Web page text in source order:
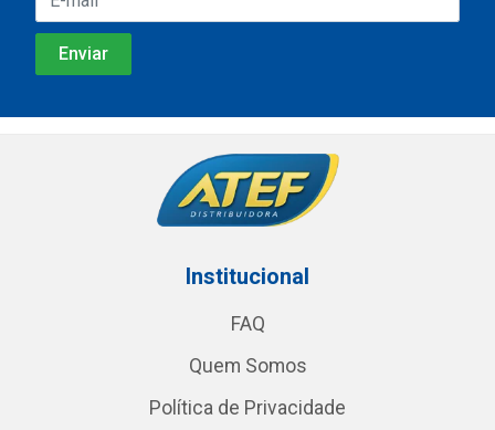
Institucional
FAQ
Quem Somos
Política de Privacidade